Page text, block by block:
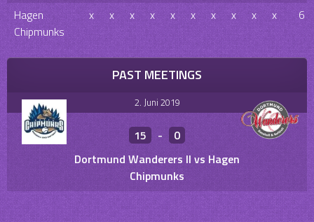
Hagen
Chipmunks
x x x x x x x x x x 6
PAST MEETINGS
2. Juni 2019
15 -
0
Dortmund Wanderers II vs Hagen
Chipmunks